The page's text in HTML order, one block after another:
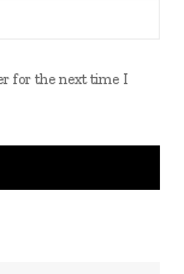
for the next time I